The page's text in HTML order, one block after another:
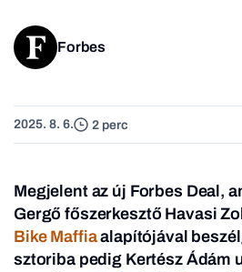
Forbes
2025. 8. 6. 2 perc
Megjelent az új Forbes Deal,
Gergő főszerkesztő Havasi
Bike Maffiaalapítójával
sztoriba pedig Kertész Ádám